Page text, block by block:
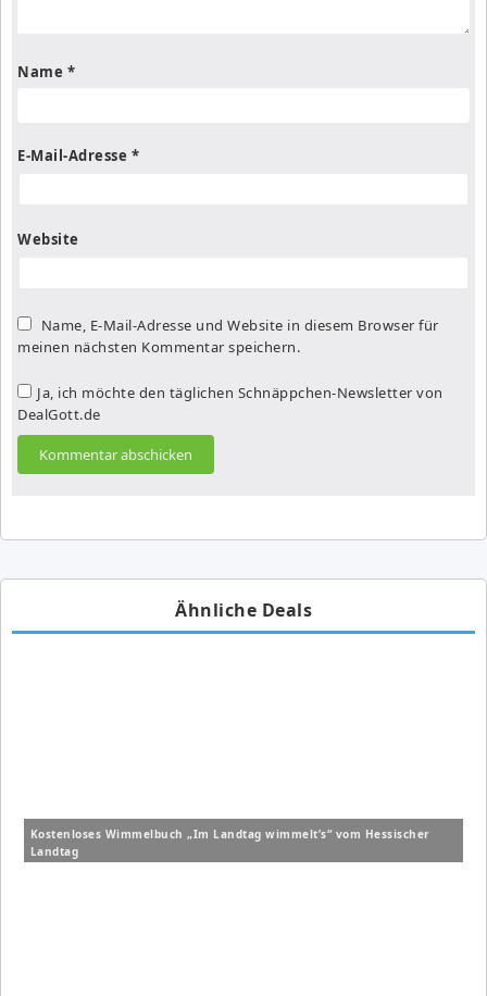
Name *
E-Mail-Adresse *
Website
Name, E-Mail-Adresse und Website in diesem Browser für
meinen nächsten Kommentar speichern.
Ja, ich möchte den täglichen Schnäppchen-Newsletter von
DealGott.de
Ähnliche Deals
Kostenloses Wimmelbuch „Im Landtag wimmelt’s“ vom Hessischer
Landtag